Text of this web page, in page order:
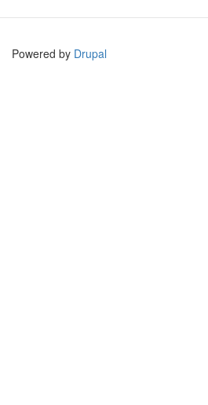
Powered by Drupal